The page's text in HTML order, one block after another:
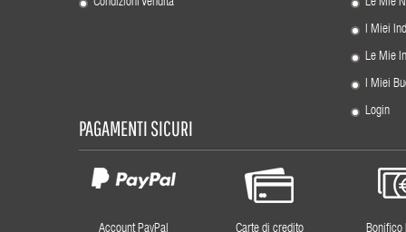
Condizioni Vendita Le Mie
I Miei
Le Mie
I Miei
Login
PAGAMENTI SICURI